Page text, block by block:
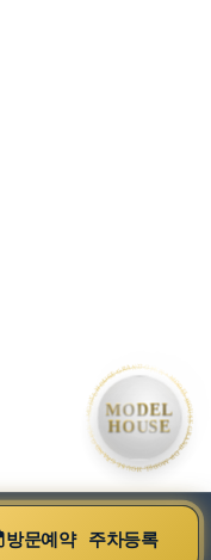
• MODEL HOUSE GRAND OPEN • MODEL HOUSE GRAND OPEN •
MODEL
HOUSE
방문예약 주차등록